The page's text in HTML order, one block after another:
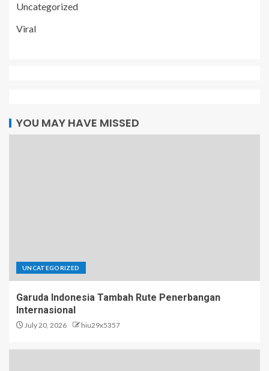
Uncategorized
Viral
YOU MAY HAVE MISSED
UNCATEGORIZED
Garuda Indonesia Tambah Rute Penerbangan
Internasional
July 20, 2026 hiu29x5357